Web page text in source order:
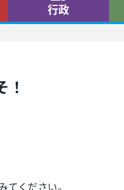
行政
！
てください。